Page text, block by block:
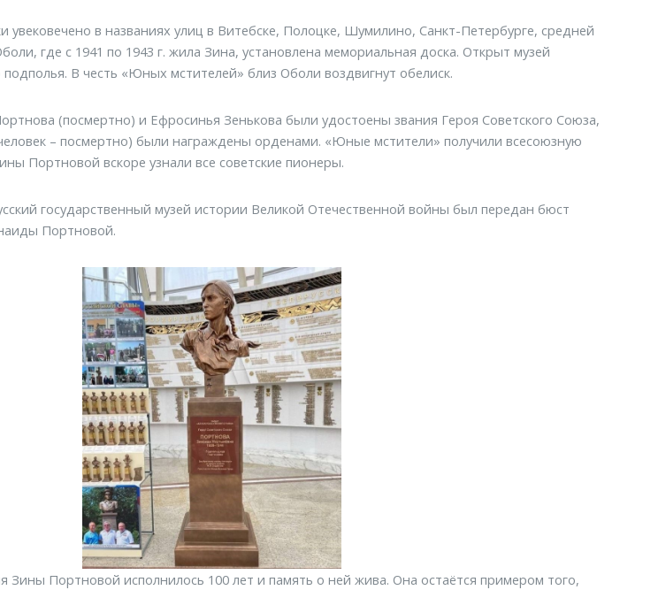
увековечено в названиях улиц в Витебске, Полоцке, Шумилино, Санкт-Петербурге, средней
где с 1941 по 1943 г. жила Зина, установлена мемориальная доска. Открыт музей
подполья. В честь «Юных мстителей» близ Оболи воздвигнут обелиск.
(посмертно) и Ефросинья Зенькова были удостоены звания Героя Советского Союза,
– посмертно) были награждены орденами. «Юные мстители» получили всесоюзную
Портновой вскоре узнали все советские пионеры.
государственный музей истории Великой Отечественной войны был передан бюст
Портновой.
Зины Портновой исполнилось 100 лет и память о ней жива. Она остаётся примером того,